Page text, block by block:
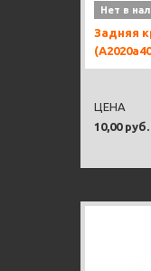
Нет в
Задняя
10,00 руб.
ЦЕНА